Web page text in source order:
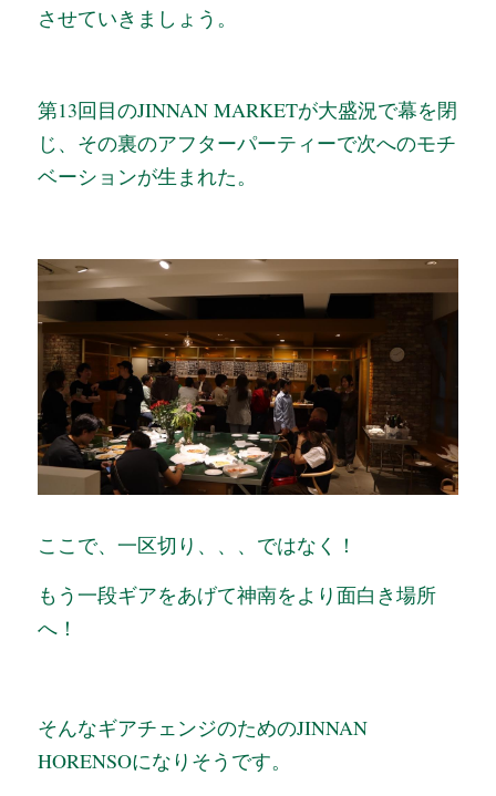
させていきましょう。
第13回目のJINNAN MARKETが大盛況で幕を閉
じ、その裏のアフターパーティーで次へのモチ
ベーションが生まれた。
ここで、一区切り、、、ではなく！
もう一段ギアをあげて神南をより面白き場所
へ！
そんなギアチェンジのためのJINNAN
HORENSOになりそうです。